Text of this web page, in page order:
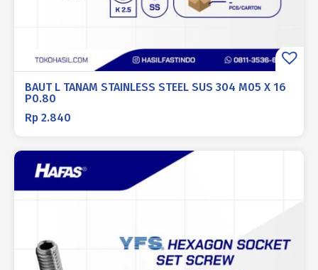
BAUT L TANAM STAINLESS STEEL SUS 304 M05 X 16
P0.80
Rp 2.840